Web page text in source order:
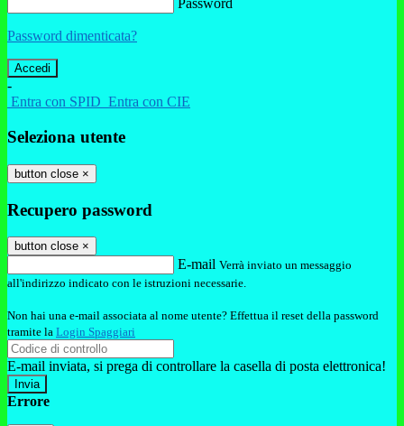
Password
Password dimenticata?
-
Entra con SPID Entra con CIE
Seleziona utente
button close ×
Recupero password
button close ×
E-mail Verrà inviato un messaggio
all'indirizzo indicato con le istruzioni necessarie.
Non hai una e-mail associata al nome utente? Effettua il reset della password
tramite la Login Spaggiari
E-mail inviata, si prega di controllare la casella di posta elettronica!
Errore